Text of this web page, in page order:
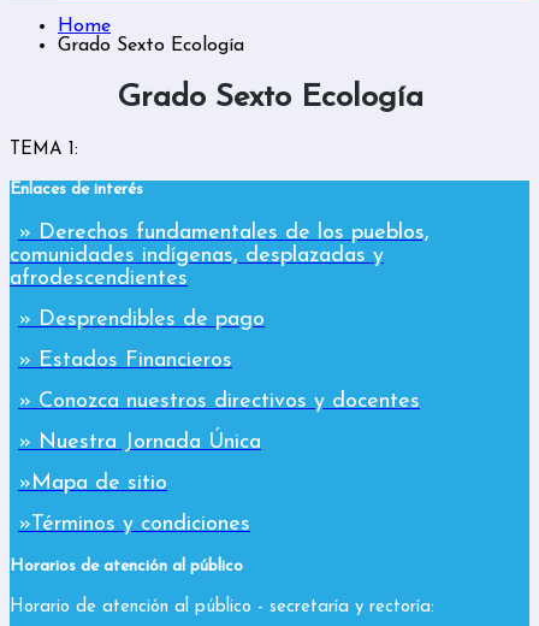
Home
Grado Sexto Ecología
Grado Sexto Ecología
TEMA 1:
Enlaces de interés
» Derechos fundamentales de los pueblos,
comunidades indígenas, desplazadas y
afrodescendientes
» Desprendibles de pago
» Estados Financieros
» Conozca nuestros directivos y docentes
» Nuestra Jornada Única
»Mapa de sitio
»Términos y condiciones
Horarios de atención al público
Horario de atención al público - secretaría y rectoría: